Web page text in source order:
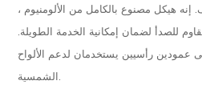
إنه هيكل مصنوع بالكامل من الألومنيوم ،
للصدأ لضمان إمكانية الخدمة الطويلة.
عمودين رأسيين يستخدمان لدعم الألواح
الشمسية.